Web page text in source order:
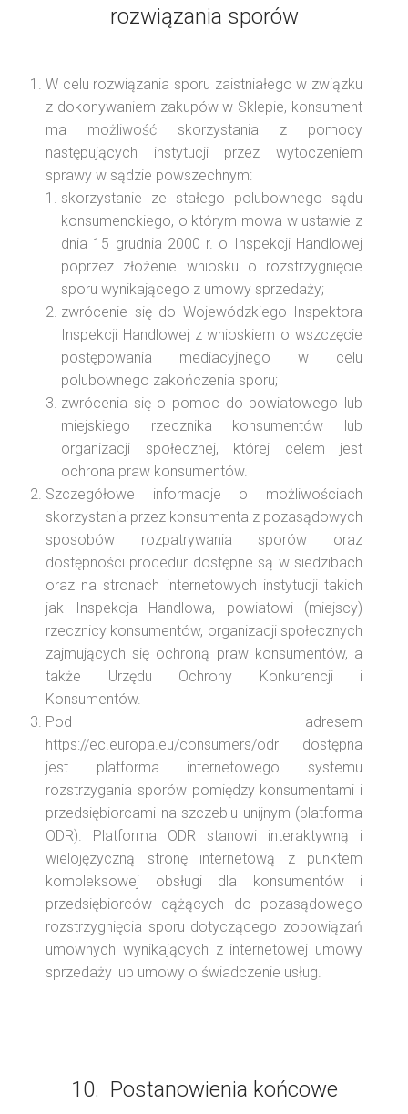
rozwiązania sporów
W celu rozwiązania sporu zaistniałego w związku
z dokonywaniem zakupów w Sklepie, konsument
ma możliwość skorzystania z pomocy
następujących instytucji przez wytoczeniem
sprawy w sądzie powszechnym:
skorzystanie ze stałego polubownego sądu
konsumenckiego, o którym mowa w ustawie z
dnia 15 grudnia 2000 r. o Inspekcji Handlowej
poprzez złożenie wniosku o rozstrzygnięcie
sporu wynikającego z umowy sprzedaży;
zwrócenie się do Wojewódzkiego Inspektora
Inspekcji Handlowej z wnioskiem o wszczęcie
postępowania mediacyjnego w celu
polubownego zakończenia sporu;
zwrócenia się o pomoc do powiatowego lub
miejskiego rzecznika konsumentów lub
organizacji społecznej, której celem jest
ochrona praw konsumentów.
Szczegółowe informacje o możliwościach
skorzystania przez konsumenta z pozasądowych
sposobów rozpatrywania sporów oraz
dostępności procedur dostępne są w siedzibach
oraz na stronach internetowych instytucji takich
jak Inspekcja Handlowa, powiatowi (miejscy)
rzecznicy konsumentów, organizacji społecznych
zajmujących się ochroną praw konsumentów, a
także Urzędu Ochrony Konkurencji i
Konsumentów.
Pod adresem
https://ec.europa.eu/consumers/odr dostępna
jest platforma internetowego systemu
rozstrzygania sporów pomiędzy konsumentami i
przedsiębiorcami na szczeblu unijnym (platforma
ODR). Platforma ODR stanowi interaktywną i
wielojęzyczną stronę internetową z punktem
kompleksowej obsługi dla konsumentów i
przedsiębiorców dążących do pozasądowego
rozstrzygnięcia sporu dotyczącego zobowiązań
umownych wynikających z internetowej umowy
sprzedaży lub umowy o świadczenie usług.
10. Postanowienia końcowe